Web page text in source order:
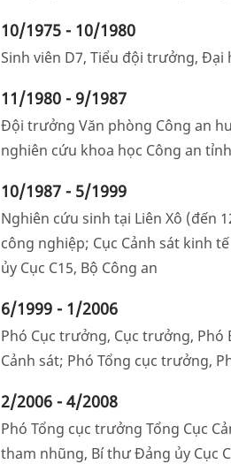
10/1975 - 10/1980
Sinh viên D7, Tiểu đội trưởng, Đại
11/1980 - 9/1987
Đội trưởng Văn phòng Công an
nghiên cứu khoa học Công an
10/1987 - 5/1999
Nghiên cứu sinh tại Liên Xô (đến
công nghiệp; Cục Cảnh sát kinh
ủy Cục C15, Bộ Công an
6/1999 - 1/2006
Phó Cục trưởng, Cục trưởng, Phó
Cảnh sát; Phó Tổng cục trưởng,
2/2006 - 4/2008
Phó Tổng cục trưởng Tổng Cục
tham nhũng, Bí thư Đảng ủy Cục